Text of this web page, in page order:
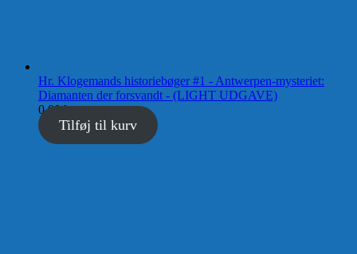
Hr. Klogemands historiebøger #1 - Antwerpen-mysteriet:
Diamanten der forsvandt - (LIGHT UDGAVE)
0,00kr.
Tilføj til kurv